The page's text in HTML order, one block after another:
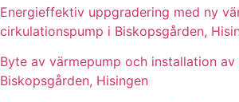
Energieffektiv uppgradering med ny
cirkulationspump i Biskopsgården,
Byte av värmepump och installation
Biskopsgården, Hisingen